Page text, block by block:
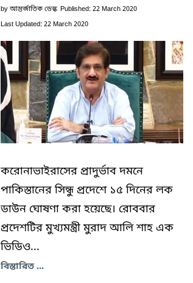
by আন্তর্জাতিক ডেস্ক Published: 22 March 2020
Last Updated: 22 March 2020
করোনাভাইরাসের প্রাদুর্ভাব দমনে
পাকিস্তানের সিন্ধু প্রদেশে ১৫ দিনের লক
ডাউন ঘোষণা করা হয়েছে। রোববার
প্রদেশটির মুখ্যমন্ত্রী মুরাদ আলি শাহ এক
ভিডিও...
বিস্তারিত ...